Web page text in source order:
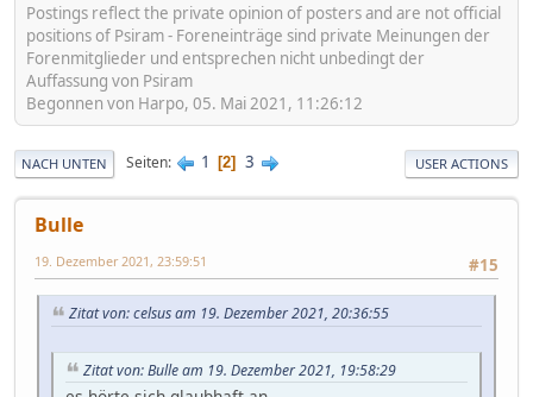
Postings reflect the private opinion of posters and are not official
positions of Psiram - Foreneinträge sind private Meinungen der
Forenmitglieder und entsprechen nicht unbedingt der
Auffassung von Psiram
Begonnen von Harpo, 05. Mai 2021, 11:26:12
NACH UNTEN Seiten 1 2 3 USER ACTIONS
Bulle
#15
19. Dezember 2021, 23:59:51
Zitat von: celsus am 19. Dezember 2021, 20:36:55
Zitat von: Bulle am 19. Dezember 2021, 19:58:29